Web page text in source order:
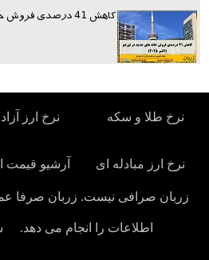
کاهش 41 درصدی فروش خانه در تورنتو
نرخ طلا و سکه نرخ ارز آزاد
نرخ ارز مبادله ای آرشیو قیمت
زربان صرافی نیست. زربان صرفا
اطلاعات را انجام می دهد.